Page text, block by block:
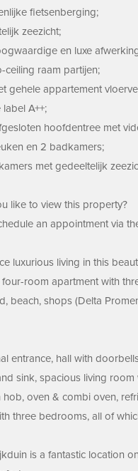
fietsenberging;
zeezicht;
en luxe
ceiling raam partijen;
gehele appartement
A++;
hoofdentree met
en 2 badkamers;
met gedeeltelijk
like to view this property?
an appointment via
luxurious living in this
four-room apartment with
beach, shops (Delta
entrance, hall with
sink, spacious living
hob, oven & combi oven,
three bedrooms, all of
is a fantastic location